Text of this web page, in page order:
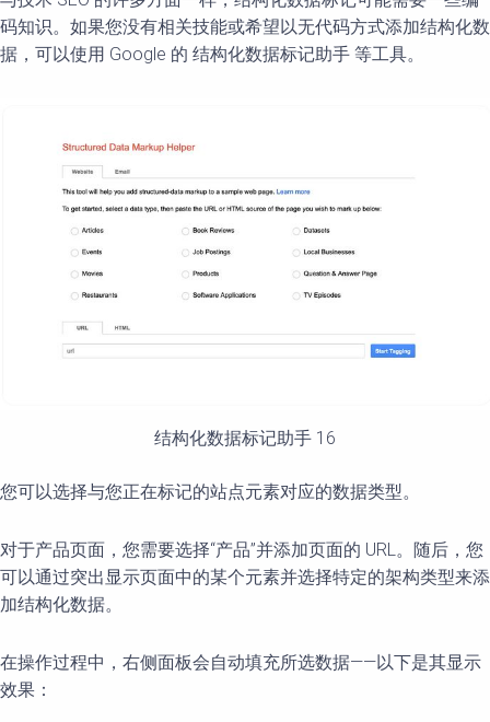
码知识。如果您没有相关技能或希望以无代码方式添加结构化数
据，可以使用 Google 的 结构化数据标记助手 等工具。
结构化数据标记助手 16
您可以选择与您正在标记的站点元素对应的数据类型。
对于产品页面，您需要选择“产品”并添加页面的 URL。随后，您
可以通过突出显示页面中的某个元素并选择特定的架构类型来添
加结构化数据。
在操作过程中，右侧面板会自动填充所选数据——以下是其显示
效果：